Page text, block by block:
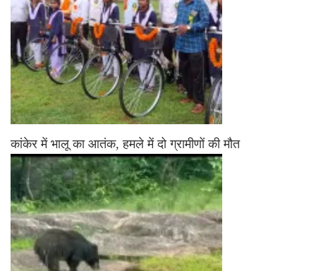
कांकेर में भालू का आतंक, हमले में दो ग्रामीणों की मौत